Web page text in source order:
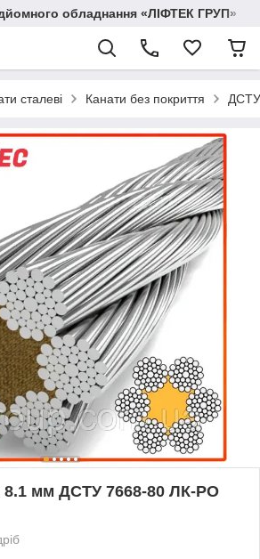
обладнання «ЛІФТЕК ГРУП»
сталеві Канати без покриття
8.1 мм ДСТУ 7668-80 ЛК-РО